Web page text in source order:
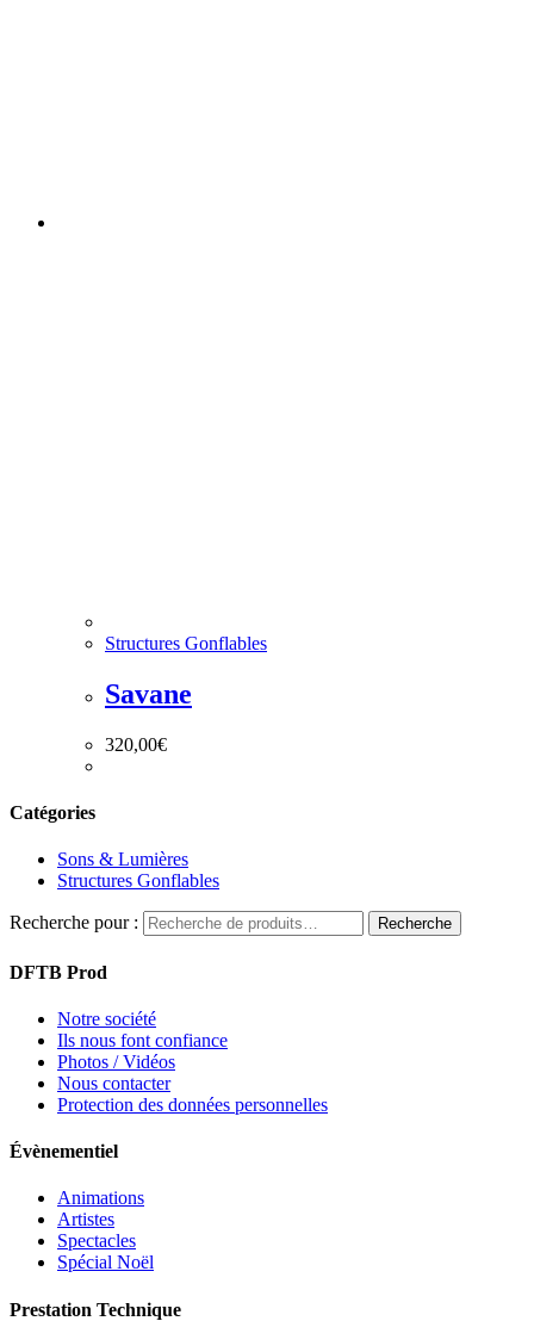
Structures Gonflables
Savane
320,00€
Catégories
Sons & Lumières
Structures Gonflables
Recherche pour : Recherche
DFTB Prod
Notre société
Ils nous font confiance
Photos / Vidéos
Nous contacter
Protection des données personnelles
Évènementiel
Animations
Artistes
Spectacles
Spécial Noël
Prestation Technique